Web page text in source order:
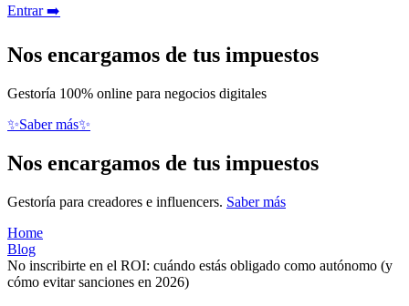
Entrar ➡️
Nos encargamos de tus impuestos
Gestoría 100% online para negocios digitales
✨Saber más✨
Nos encargamos de tus impuestos
Gestoría para creadores e influencers. Saber más
Home
Blog
No inscribirte en el ROI: cuándo estás obligado como autónomo (y
cómo evitar sanciones en 2026)